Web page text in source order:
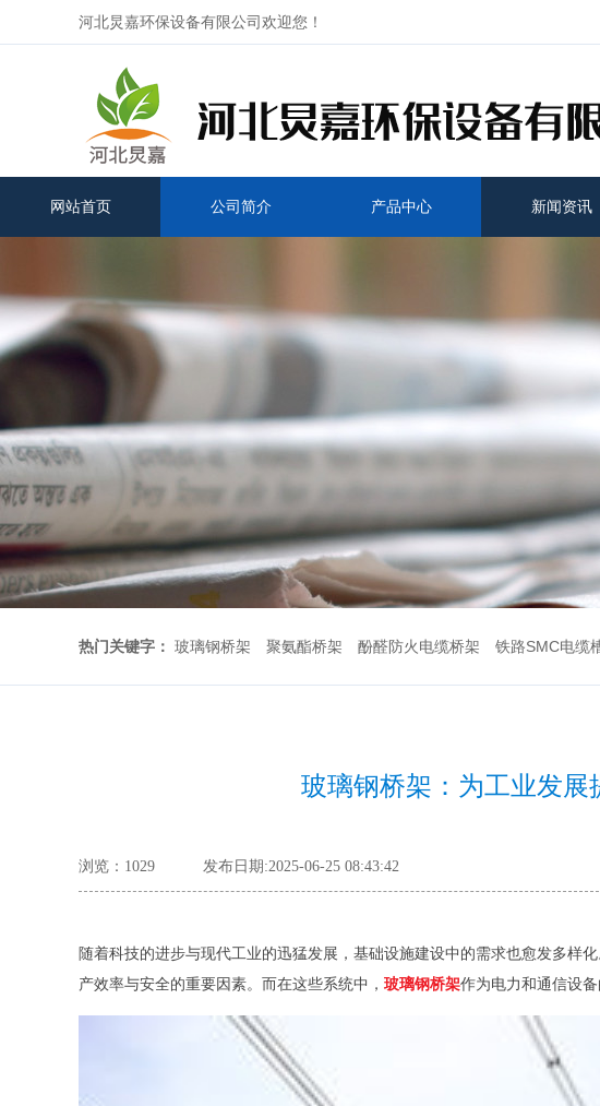
河北炅嘉环保设备有限公司欢迎您！
网站首页 公司简介 产品中心 新闻资讯
热门关键字： 玻璃钢桥架 聚氨酯桥架 酚醛防火电缆桥架 铁路SMC电缆
玻璃钢桥架：为工业发
浏览： 1029 发布日期:2025-06-25 08:43:42
随着科技的进步与现代工业的迅猛发展，基础设施建设中的需求也愈发多样
产效率与安全的重要因素。而在这些系统中， 玻璃钢桥架作为电力和通信设